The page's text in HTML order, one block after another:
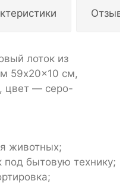
лоток из
59x20x10 см,
цвет — серо-
животных;
под бытовую технику;